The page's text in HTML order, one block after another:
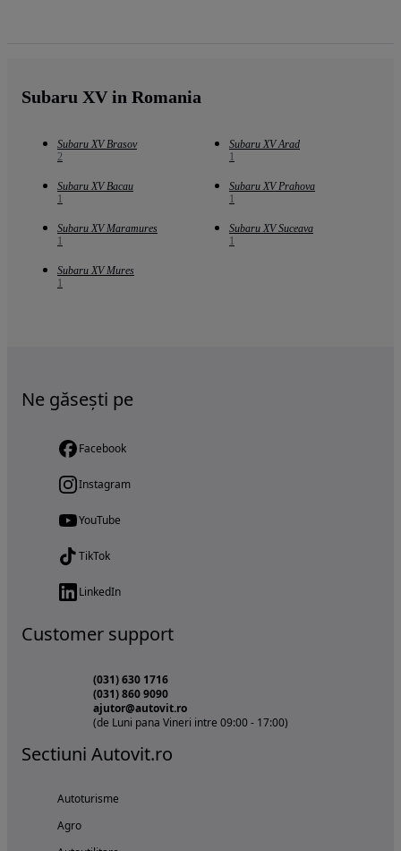
Subaru XV in Romania
Subaru XV Brasov
2
Subaru XV Arad
1
Subaru XV Bacau
1
Subaru XV Prahova
1
Subaru XV Maramures
1
Subaru XV Suceava
1
Subaru XV Mures
1
Ne găsești pe
Facebook
Instagram
YouTube
TikTok
LinkedIn
Customer support
(031) 630 1716
(031) 860 9090
ajutor@autovit.ro
(de Luni pana Vineri intre 09:00 - 17:00)
Sectiuni Autovit.ro
Autoturisme
Agro